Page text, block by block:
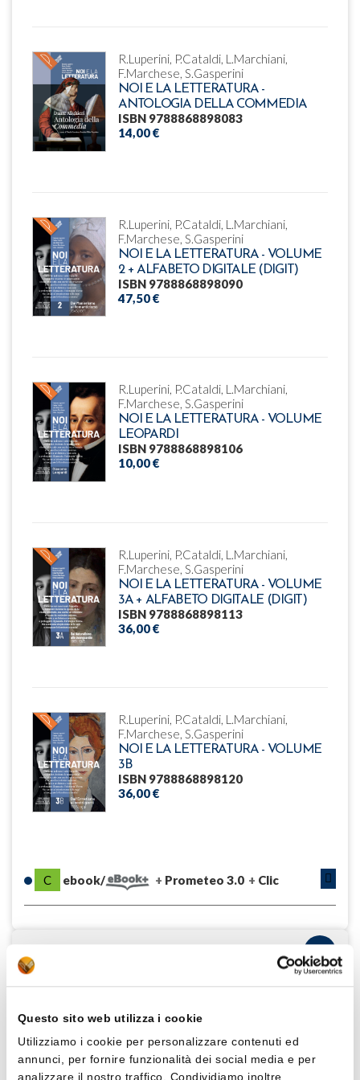
Questo sito web utilizza i cookie
Utilizziamo i cookie per personalizzare contenuti ed
annunci, per fornire funzionalità dei social media e per
analizzare il nostro traffico. Condividiamo inoltre
R.Luperini, P.Cataldi, L.Marchiani,
F.Marchese, S.Gasperini
NOI E LA LETTERATURA -
ANTOLOGIA DELLA COMMEDIA
ISBN 9788868898083
14,00 €
R.Luperini, P.Cataldi, L.Marchiani,
F.Marchese, S.Gasperini
NOI E LA LETTERATURA - VOLUME
2 + ALFABETO DIGITALE (DIGIT)
ISBN 9788868898090
47,50 €
R.Luperini, P.Cataldi, L.Marchiani,
F.Marchese, S.Gasperini
NOI E LA LETTERATURA - VOLUME
LEOPARDI
ISBN 9788868898106
10,00 €
R.Luperini, P.Cataldi, L.Marchiani,
F.Marchese, S.Gasperini
NOI E LA LETTERATURA - VOLUME
3A + ALFABETO DIGITALE (DIGIT)
ISBN 9788868898113
36,00 €
R.Luperini, P.Cataldi, L.Marchiani,
F.Marchese, S.Gasperini
NOI E LA LETTERATURA - VOLUME
3B
ISBN 9788868898120
36,00 €
C ebook/ Prometeo 3.0 Clic
DESCRIZIONE
costruire insieme. Tende a un futuro e non solo a proteggere il
passato. Un’utopia? Forse. Ma senza un’utopia come si fa oggi a
insegnare letteratura a scuola?